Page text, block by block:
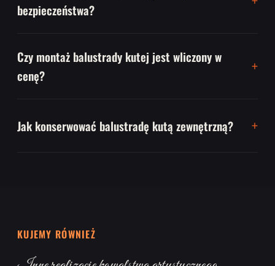
bezpieczeństwa?
Czy montaż balustrady kutej jest wliczony w
cenę?
Jak konserwować balustradę kutą zewnętrzną?
KUJEMY RÓWNIEŻ